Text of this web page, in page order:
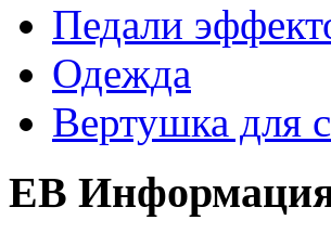
Педали
Одежда
Вертушка для
EB